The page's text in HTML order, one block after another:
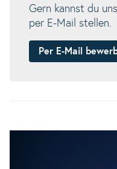
Gern kannst du
per E-Mail stellen.
Per E-Mail